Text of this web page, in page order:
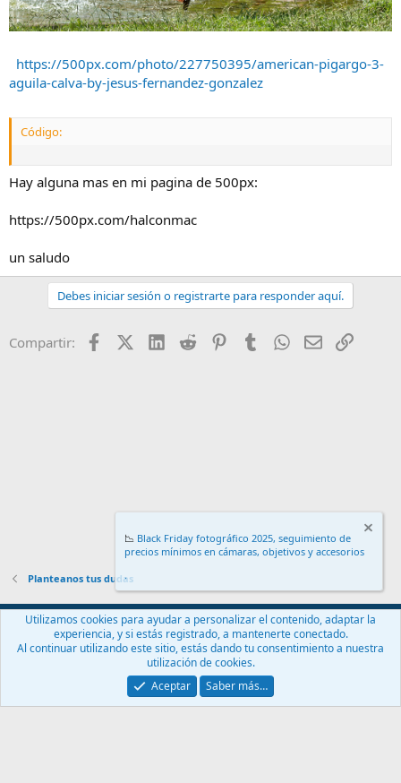
https://500px.com/photo/227750395/american-pigargo-3-
aguila-calva-by-jesus-fernandez-gonzalez
Código:
Hay alguna mas en mi pagina de 500px:
https://500px.com/halconmac
un saludo
Debes iniciar sesión o registrarte para responder aquí.
Compartir: FacebookX (Twitter)
LinkedIn
Reddit PinterestTumblr WhatsApp
EmailEnlace
Planteanos tus dudas
Español (ES)
Contáctanos
Términos y reglas Política de privacidad
Ayuda
Community platform by XenForo® © 2010-2024 XenForo Ltd.
📉 Black Friday fotográfico 2025, seguimiento de
precios mínimos en cámaras, objetivos y accesorios
.
Utilizamos cookies para ayudar a personalizar el contenido, adaptar la
experiencia, y si estás registrado, a mantenerte conectado.
Al continuar utilizando este sitio, estás dando tu consentimiento a nuestra
utilización de cookies.
Aceptar
Saber más…